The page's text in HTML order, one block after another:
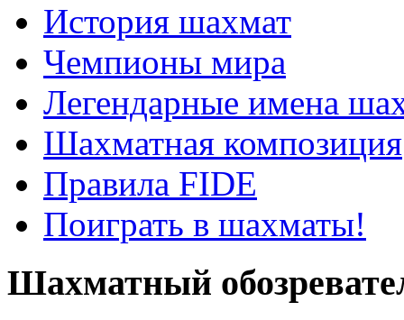
История шахмат
Чемпионы мира
Легендарные имена
Шахматная композиция
Правила FIDE
Поиграть в шахматы!
Шахматный